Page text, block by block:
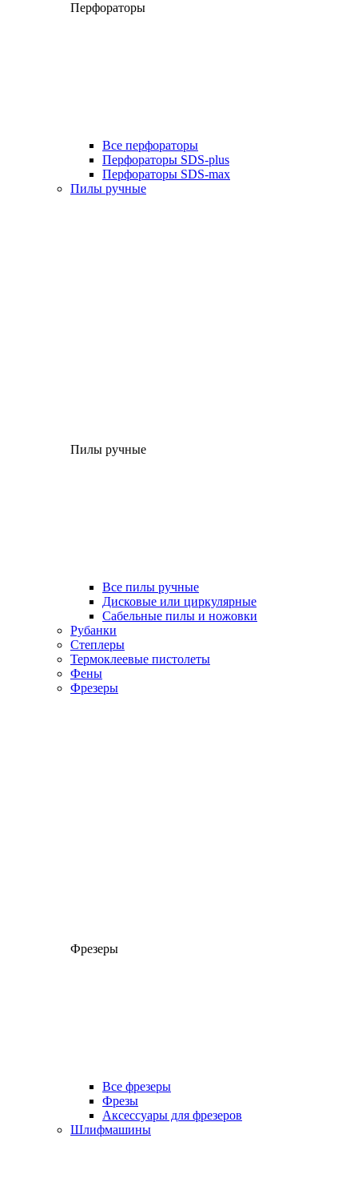
Перфораторы
Все перфораторы
Перфораторы SDS-plus
Перфораторы SDS-max
Пилы ручные
Пилы ручные
Все пилы ручные
Дисковые или циркулярные
Сабельные пилы и ножовки
Рубанки
Степлеры
Термоклеевые пистолеты
Фены
Фрезеры
Фрезеры
Все фрезеры
Фрезы
Аксессуары для фрезеров
Шлифмашины